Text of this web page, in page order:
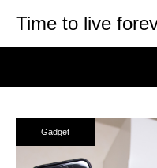
Time to live
Gadget